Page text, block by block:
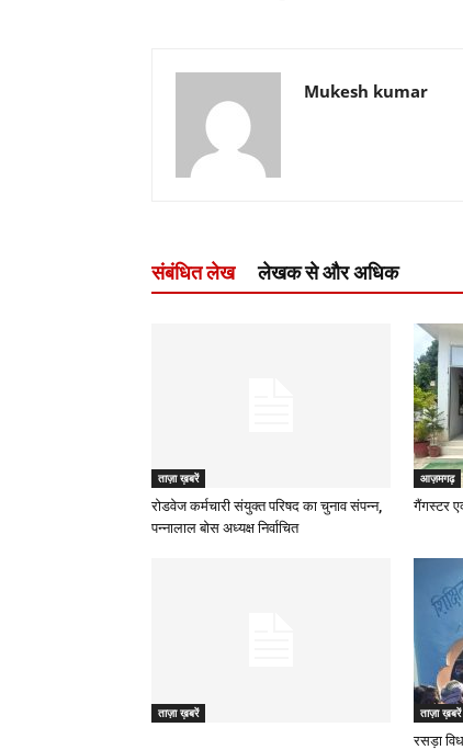
Mukesh kumar
संबंधित लेख लेखक से और अधिक
ताज़ा ख़बरें
रोडवेज कर्मचारी संयुक्त परिषद का चुनाव संपन्न,
पन्नालाल बोस अध्यक्ष निर्वाचित
आज़मगढ़
गैंगस्टर
ताज़ा ख़बरें ताज़ा ख़बरें
रसड़ा